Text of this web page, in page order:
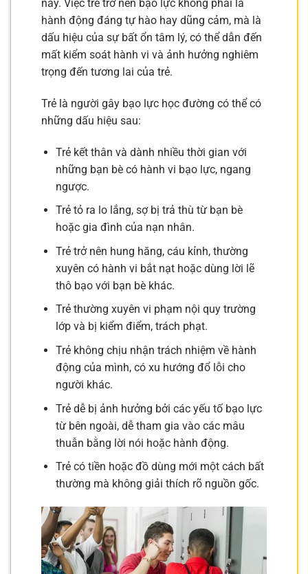
này. Việc trẻ trở nên bạo lực không phải là
hành động đáng tự hào hay dũng cảm, mà là
dấu hiệu của sự bất ổn tâm lý, có thể dẫn đến
mất kiểm soát hành vi và ảnh hưởng nghiêm
trọng đến tương lai của trẻ.
Trẻ là người gây bạo lực học đường có thể có
những dấu hiệu sau:
Trẻ kết thân và dành nhiều thời gian với
những bạn bè có hành vi bạo lực, ngang
ngược.
Trẻ tỏ ra lo lắng, sợ bị trả thù từ bạn bè
hoặc gia đình của nạn nhân.
Trẻ trở nên hung hăng, cáu kỉnh, thường
xuyên có hành vi bắt nạt hoặc dùng lời lẽ
thô bạo với bạn bè khác.
Trẻ thường xuyên vi phạm nội quy trường
lớp và bị kiểm điểm, trách phạt.
Trẻ không chịu nhận trách nhiệm về hành
động của mình, có xu hướng đổ lỗi cho
người khác.
Trẻ dễ bị ảnh hưởng bởi các yếu tố bạo lực
từ bên ngoài, dễ tham gia vào các mâu
thuẫn bằng lời nói hoặc hành động.
Trẻ có tiền hoặc đồ dùng mới một cách bất
thường mà không giải thích rõ nguồn gốc.